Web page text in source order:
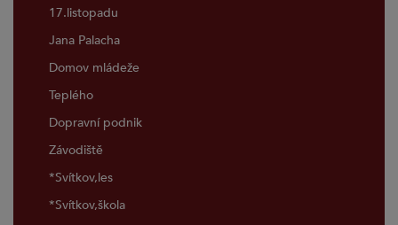
17.listopadu
Jana Palacha
Domov mládeže
Teplého
Dopravní podnik
Závodiště
*Svítkov,les
*Svítkov,škola